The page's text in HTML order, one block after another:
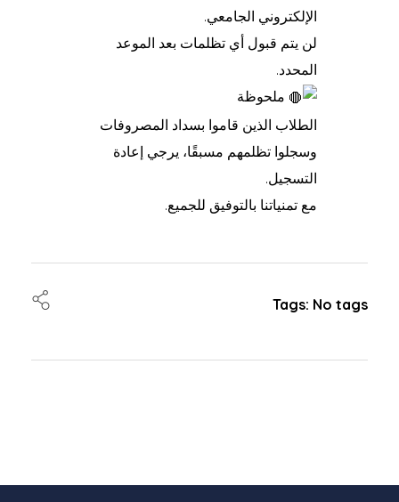
الإلكتروني الجامعي.
لن يتم قبول أي تظلمات بعد الموعد
المحدد.
ملحوظة
الطلاب الذين قاموا بسداد المصروفات
وسجلوا تظلمهم مسبقًا، يرجي إعادة
التسجيل.
مع تمنياتنا بالتوفيق للجميع.
Tags: No tags